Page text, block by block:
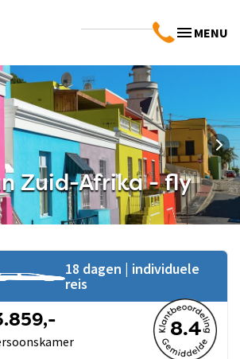
MENU
Zuid-Afrika - fly
18 dagen | individuele
reis
8.4